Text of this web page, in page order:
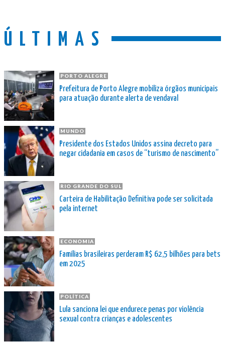
ÚLTIMAS
PORTO ALEGRE
Prefeitura de Porto Alegre mobiliza órgãos municipais
para atuação durante alerta de vendaval
MUNDO
Presidente dos Estados Unidos assina decreto para
negar cidadania em casos de “turismo de nascimento”
RIO GRANDE DO SUL
Carteira de Habilitação Definitiva pode ser solicitada
pela internet
ECONOMIA
Famílias brasileiras perderam R$ 62,5 bilhões para bets
em 2025
POLÍTICA
Lula sanciona lei que endurece penas por violência
sexual contra crianças e adolescentes